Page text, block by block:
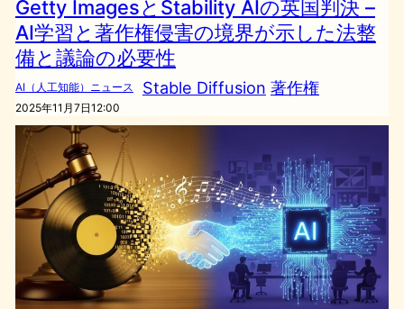
Getty ImagesとStability AIの英国判決 –
AI学習と著作権侵害の境界が示した法整
備と議論の必要性
AI（人工知能）ニュース Stable Diffusion 著作権
2025年11月7日12:00